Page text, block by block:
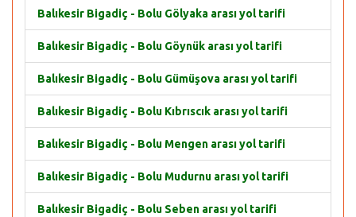
Balıkesir Bigadiç - Bolu Gölyaka arası yol tarifi
Balıkesir Bigadiç - Bolu Göynük arası yol tarifi
Balıkesir Bigadiç - Bolu Gümüşova arası yol tarifi
Balıkesir Bigadiç - Bolu Kıbrıscık arası yol tarifi
Balıkesir Bigadiç - Bolu Mengen arası yol tarifi
Balıkesir Bigadiç - Bolu Mudurnu arası yol tarifi
Balıkesir Bigadiç - Bolu Seben arası yol tarifi